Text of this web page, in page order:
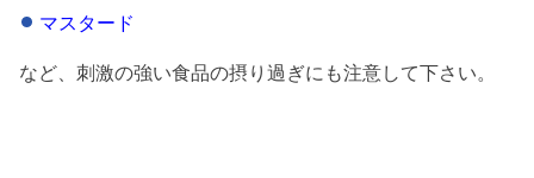
マスタード
など、刺激の強い食品の摂り過ぎにも注意して下さい。